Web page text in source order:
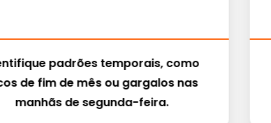
padrões temporais, como
de fim de mês ou gargalos nas
manhãs de segunda-feira.